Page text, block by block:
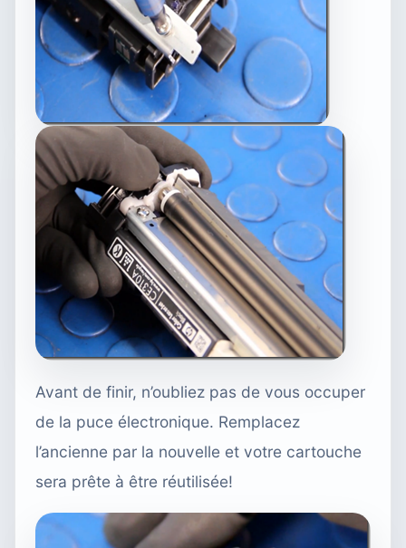
Avant de finir, n’oubliez pas de vous occuper
de la puce électronique. Remplacez
l’ancienne par la nouvelle et votre cartouche
sera prête à être réutilisée!